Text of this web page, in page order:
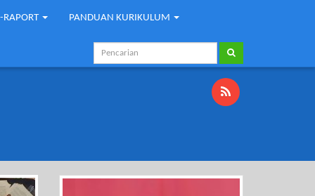
RAPORT PANDUAN KURIKULUM